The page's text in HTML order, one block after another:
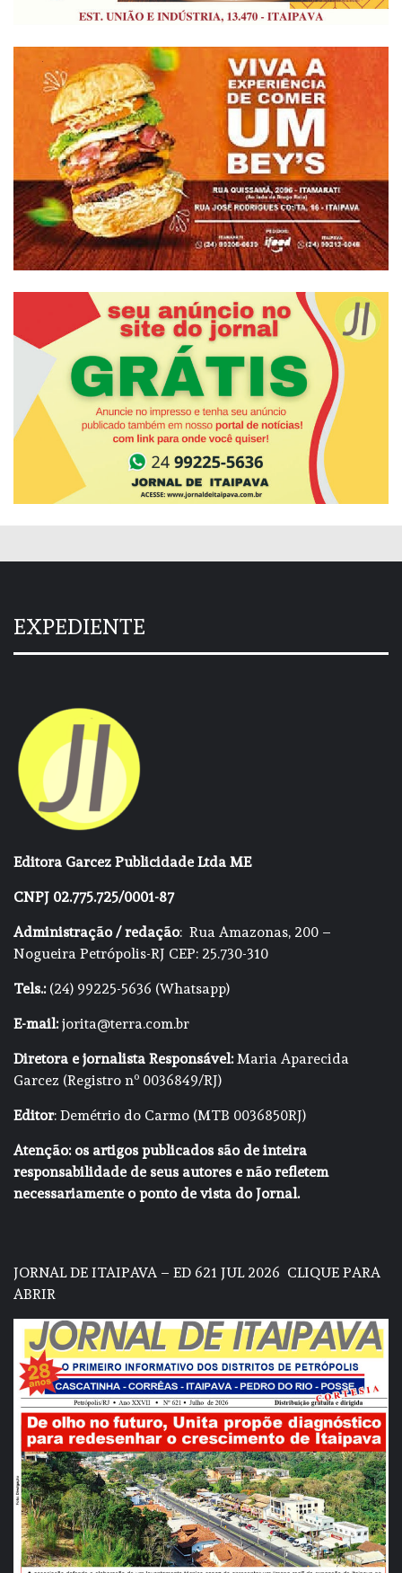
EXPEDIENTE
Editora Garcez Publicidade Ltda ME
CNPJ 02.775.725/0001-87
Administração / redação: Rua Amazonas, 200 –
Nogueira Petrópolis-RJ CEP: 25.730-310
Tels.:(24) 99225-5636 (Whatsapp)
E-mail:jorita@terra.com.br
Diretora e jornalista Responsável:Maria Aparecida
Garcez (Registro nº 0036849/RJ)
Editor: Demétrio do Carmo (MTB 0036850RJ)
Atenção: os artigos publicados são de inteira
responsabilidade de seus autores e não refletem
necessariamente o ponto de vista do Jornal.
JORNAL DE ITAIPAVA – ED 621 JUL 2026 CLIQUE PARA
ABRIR